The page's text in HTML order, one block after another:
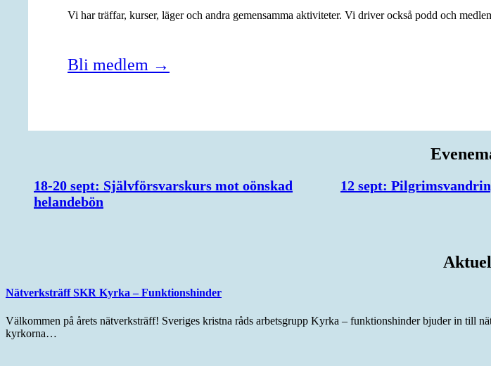
Vi har träffar, kurser, läger och andra gemensamma aktiviteter. Vi driver också podd och
Bli medlem →
18-20 sept: Självförsvarskurs mot oönskad
helandebön
12 sept:
Nätverksträff SKR Kyrka – Funktionshinder
Välkommen på årets nätverksträff! Sveriges kristna råds arbetsgrupp Kyrka – funktionshinder bjuder in till
kyrkorna…